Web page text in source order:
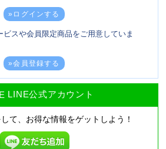
»ログインする
スや会員限定商品をご用意していま
»会員登録する
LINE公式アカウント
て、 お得な情報をゲットしよう！